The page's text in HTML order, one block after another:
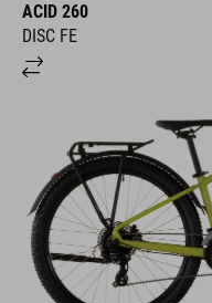
ACID 260
DISC FE